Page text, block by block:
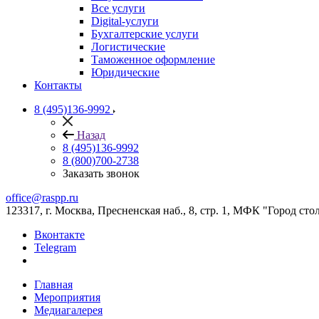
Все услуги
Digital-услуги
Бухгалтерские услуги
Логистические
Таможенное оформление
Юридические
Контакты
8 (495)136-9992
Назад
8 (495)136-9992
8 (800)700-2738
Заказать звонок
office@raspp.ru
123317, г. Москва, Пресненская наб., 8, стр. 1, МФК "Город
Вконтакте
Telegram
Главная
Мероприятия
Медиагалерея